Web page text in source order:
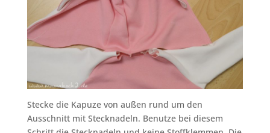
Stecke die Kapuze von außen rund um den
Ausschnitt mit Stecknadeln. Benutze bei diesem